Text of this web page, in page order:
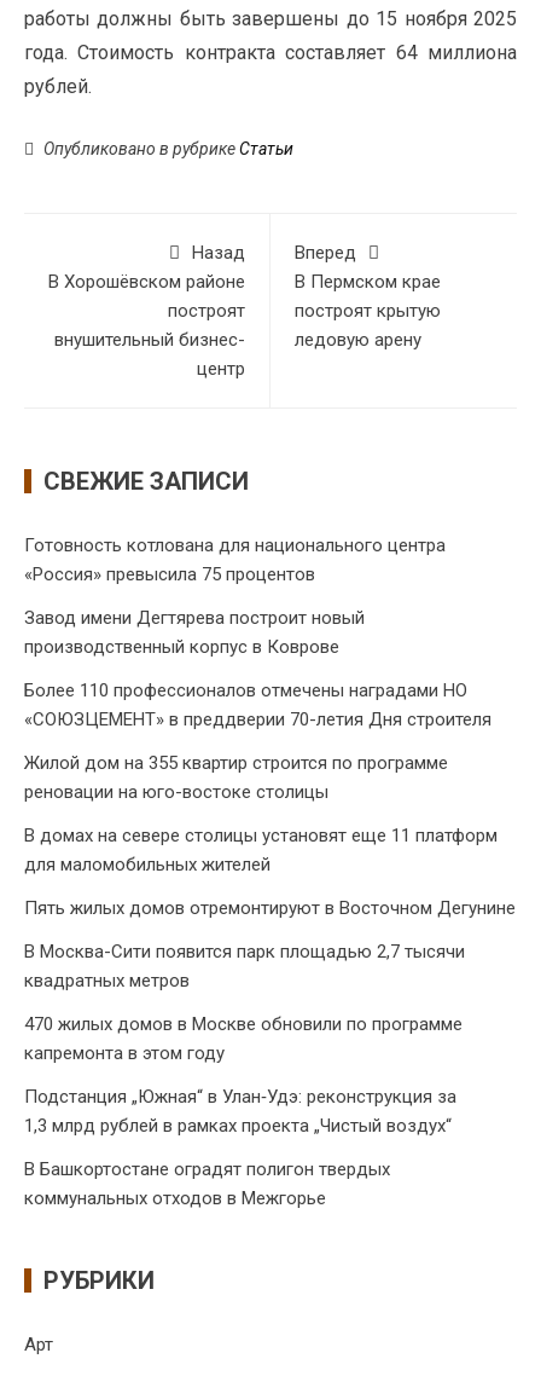
работы должны быть завершены до 15 ноября 2025
года. Стоимость контракта составляет 64 миллиона
рублей.
Опубликовано в рубрикеСтатьи
Назад
В Хорошёвском районе
построят
внушительный бизнес-
центр
Вперед
В Пермском крае
построят крытую
ледовую арену
СВЕЖИЕ ЗАПИСИ
Готовность котлована для национального центра
«Россия» превысила 75 процентов
Завод имени Дегтярева построит новый
производственный корпус в Коврове
Более 110 профессионалов отмечены наградами НО
«СОЮЗЦЕМЕНТ» в преддверии 70-летия Дня строителя
Жилой дом на 355 квартир строится по программе
реновации на юго-востоке столицы
В домах на севере столицы установят еще 11 платформ
для маломобильных жителей
Пять жилых домов отремонтируют в Восточном Дегунине
В Москва-Сити появится парк площадью 2,7 тысячи
квадратных метров
470 жилых домов в Москве обновили по программе
капремонта в этом году
Подстанция „Южная“ в Улан‑Удэ: реконструкция за
1,3 млрд рублей в рамках проекта „Чистый воздух“
В Башкортостане оградят полигон твердых
коммунальных отходов в Межгорье
РУБРИКИ
Арт